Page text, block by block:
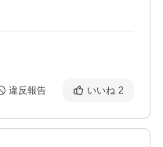
違反報告 いいね 2